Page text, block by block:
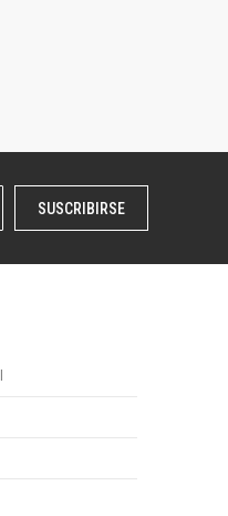
SUSCRIBIRSE